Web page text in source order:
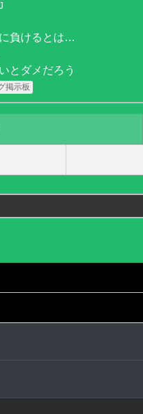
負けるとは…
とダメだろう
掲示板